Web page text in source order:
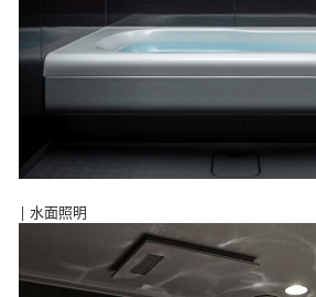
| 水面照明